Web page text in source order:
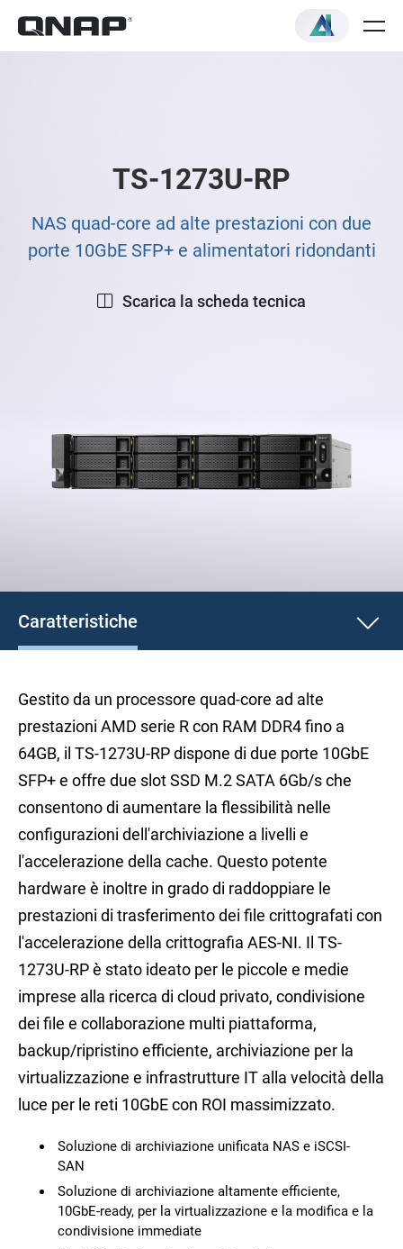
TS-1273U-RP
NAS quad-core ad alte prestazioni con due
porte 10GbE SFP+ e alimentatori ridondanti
Scarica la scheda tecnica
Caratteristiche
Gestito da un processore quad-core ad alte
prestazioni AMD serie R con RAM DDR4 fino a
64GB, il TS-1273U-RP dispone di due porte 10GbE
SFP+ e offre due slot SSD M.2 SATA 6Gb/s che
consentono di aumentare la flessibilità nelle
configurazioni dell'archiviazione a livelli e
l'accelerazione della cache. Questo potente
hardware è inoltre in grado di raddoppiare le
prestazioni di trasferimento dei file crittografati con
l'accelerazione della crittografia AES-NI. Il TS-
1273U-RP è stato ideato per le piccole e medie
imprese alla ricerca di cloud privato, condivisione
dei file e collaborazione multi piattaforma,
backup/ripristino efficiente, archiviazione per la
virtualizzazione e infrastrutture IT alla velocità della
luce per le reti 10GbE con ROI massimizzato.
Soluzione di archiviazione unificata NAS e iSCSI-
SAN
Soluzione di archiviazione altamente efficiente,
10GbE-ready, per la virtualizzazione e la modifica e la
condivisione immediate